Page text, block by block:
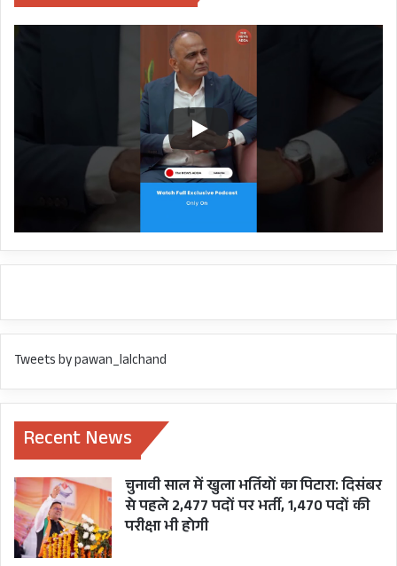
अफ़ग़ानिस्तान की जमीन से रूस और भारत के खिलाफ
आतंकी मनसूबों को हवा दी जा सकती है।
AFGHANISTAN INDIA
PAKISTAN TALIBAN
Tweets by pawan_lalchand
Recent News
चुनावी साल में खुला भर्तियों का पिटारा: दिसंबर
से पहले 2,477 पदों पर भर्ती, 1,470 पदों की
परीक्षा भी होगी